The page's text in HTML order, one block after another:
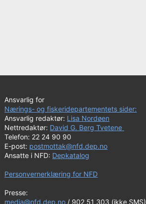
Ansvarlig for
Nærings- og fiskeridepartementets sider:
Ansvarlig redaktør: Lisa Nordøen
Nettredaktør: David G. Berg Tvetene
Telefon: 22 24 90 90
E-post: postmottak@nfd.dep.no
Ansatte i NFD: Depkatalog
Personvernerklæring for NFD
Presse:
media@nfd.dep.no / 902 51 303 (ikke SMS)